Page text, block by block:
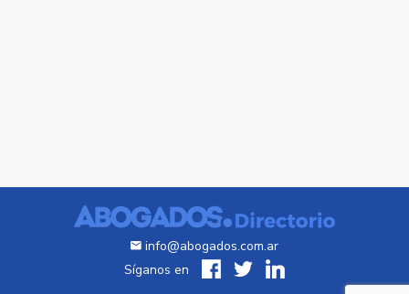
info@abogados.com.ar
Síganos en